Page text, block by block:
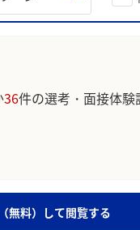
36件の選考・面接体験
無料）して閲覧する